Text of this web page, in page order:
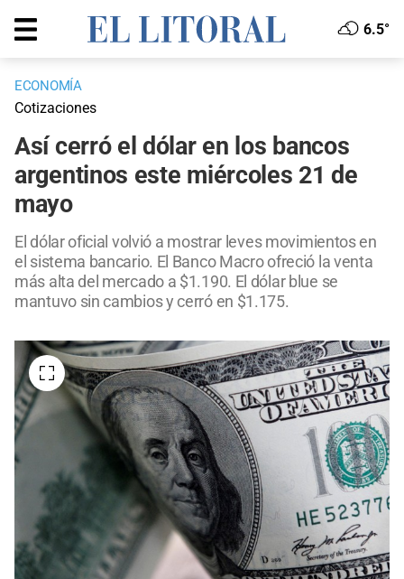
6.5°
ECONOMÍA
Cotizaciones
Así cerró el dólar en los bancos
argentinos este miércoles 21 de
mayo
El dólar oficial volvió a mostrar leves movimientos en
el sistema bancario. El Banco Macro ofreció la venta
más alta del mercado a $1.190. El dólar blue se
mantuvo sin cambios y cerró en $1.175.